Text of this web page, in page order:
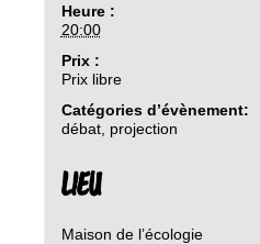
Heure :
20:00
Prix :
Prix libre
Catégories d’évènement:
débat, projection
LIEU
Maison de l’écologie